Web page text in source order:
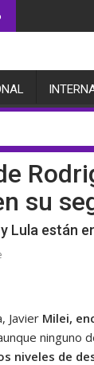
su
Lula están
Javier Milei,
ninguno
niveles de